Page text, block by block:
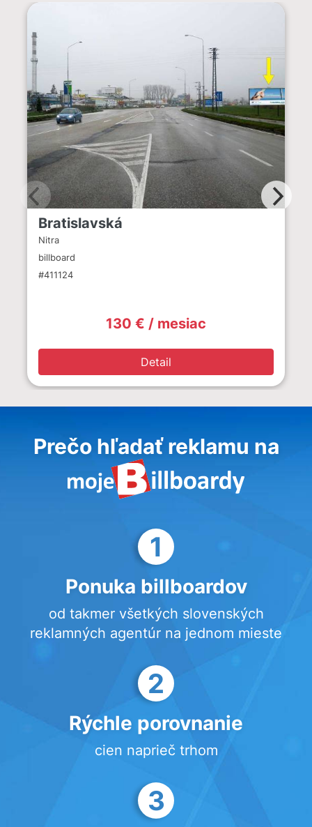
Bratislavská
Nitra
billboard
#411124
130 € / mesiac
Detail
Prečo hľadať reklamu na
1
Ponuka billboardov
od takmer všetkých slovenských
reklamných agentúr na jednom mieste
2
Rýchle porovnanie
cien naprieč trhom
3